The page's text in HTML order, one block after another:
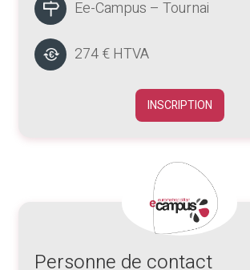
Ee-Campus – Tournai
274 € HTVA
INSCRIPTION
Personne de contact